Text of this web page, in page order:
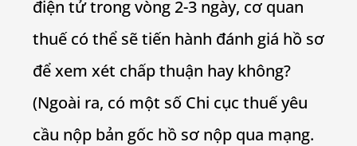
điện tử trong vòng 2-3 ngày, cơ quan
thuế có thể sẽ tiến hành đánh giá hồ sơ
để xem xét chấp thuận hay không?
(Ngoài ra, có một số Chi cục thuế yêu
cầu nộp bản gốc hồ sơ nộp qua mạng.